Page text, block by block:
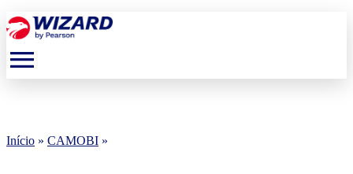
menu
Início » CAMOBI »